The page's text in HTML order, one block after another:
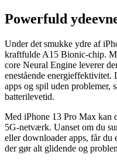
Powerfuld
Under det smukke ydre af
kraftfulde A15 Bionic-chip.
core Neural Engine leverer
enestående
apps og spil uden problemer,
batterilevetid.
Med iPhone 13 Pro Max kan
5G-netværk. Uanset om du
eller downloader apps, får du
der gør alt glidende og